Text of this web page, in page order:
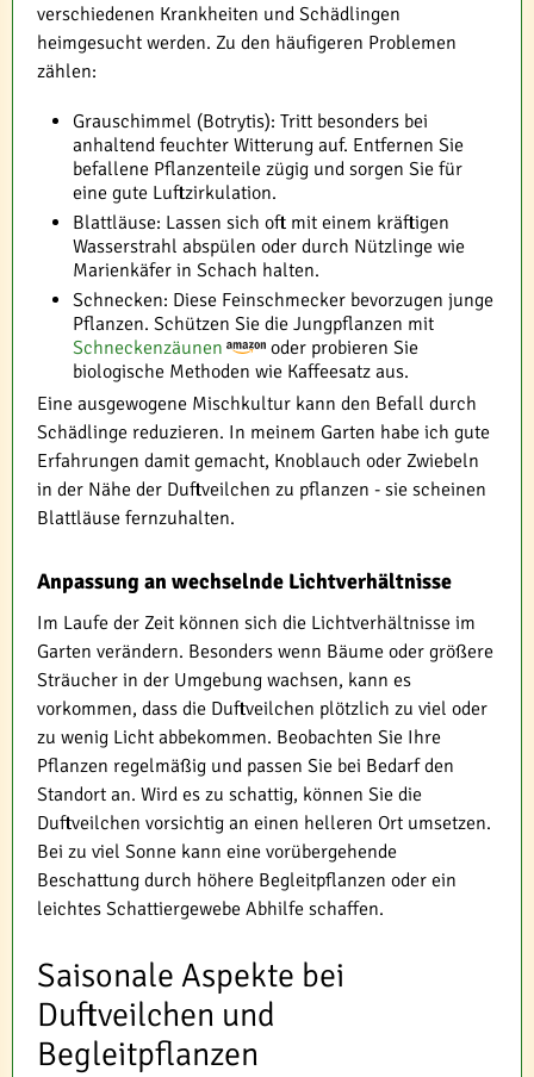
verschiedenen Krankheiten und Schädlingen
heimgesucht werden. Zu den häufigeren Problemen
zählen:
Grauschimmel (Botrytis): Tritt besonders bei
anhaltend feuchter Witterung auf. Entfernen Sie
befallene Pflanzenteile zügig und sorgen Sie für
eine gute Luftzirkulation.
Blattläuse: Lassen sich oft mit einem kräftigen
Wasserstrahl abspülen oder durch Nützlinge wie
Marienkäfer in Schach halten.
Schnecken: Diese Feinschmecker bevorzugen junge
Pflanzen. Schützen Sie die Jungpflanzen mit
Schneckenzäunen
oder probieren Sie
biologische Methoden wie Kaffeesatz aus.
Eine ausgewogene Mischkultur kann den Befall durch
Schädlinge reduzieren. In meinem Garten habe ich gute
Erfahrungen damit gemacht, Knoblauch oder Zwiebeln
in der Nähe der Duftveilchen zu pflanzen - sie scheinen
Blattläuse fernzuhalten.
Anpassung an wechselnde Lichtverhältnisse
Im Laufe der Zeit können sich die Lichtverhältnisse im
Garten verändern. Besonders wenn Bäume oder größere
Sträucher in der Umgebung wachsen, kann es
vorkommen, dass die Duftveilchen plötzlich zu viel oder
zu wenig Licht abbekommen. Beobachten Sie Ihre
Pflanzen regelmäßig und passen Sie bei Bedarf den
Standort an. Wird es zu schattig, können Sie die
Duftveilchen vorsichtig an einen helleren Ort umsetzen.
Bei zu viel Sonne kann eine vorübergehende
Beschattung durch höhere Begleitpflanzen oder ein
leichtes Schattiergewebe Abhilfe schaffen.
Saisonale Aspekte bei
Duftveilchen und
Begleitpflanzen